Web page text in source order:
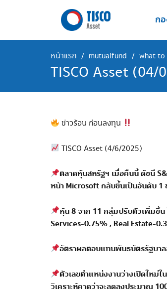
ก
หน้าแรก / mutualfund / what to
TISCO Asset (04/
ข่าวร้อน ก่อนลงทุน
TISCO Asset (4/6/2025)
ตลาดหุ้นสหรัฐฯ เมื่อคืนนี้ ดัชนี
หน้า Microsoftกลับขึ้นเป็นอันดับ 1
หุ้น8จาก 11กลุ่มปรับตัวเพิ่มขึ้
Services-0.75% , Real Estate-
อัตราผลตอบแทนพันธบัตรรัฐบาล
ตัวเลขตำแหน่งงานว่างเปิดใหม่
วิเคราะห์คาดว่าจะลดลงประมาณ